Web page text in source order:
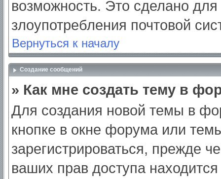
возможность. Это сделано для
злоупотребления почтовой
Вернуться к началу
Создание сообщений
» Как мне создать тему в
Для создания новой темы в
кнопке в окне форума или
зарегистрироваться, прежде
ваших прав доступа